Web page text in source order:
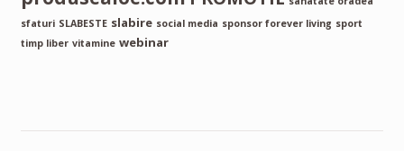
sfaturi SLABESTE slabire social media sponsor forever living sport
timp liber vitamine webinar